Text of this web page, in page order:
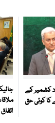
کشمیر کے
کا کوئی حق
اتفاق